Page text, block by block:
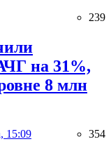
239
на 31%,
8 млн
15:09 354